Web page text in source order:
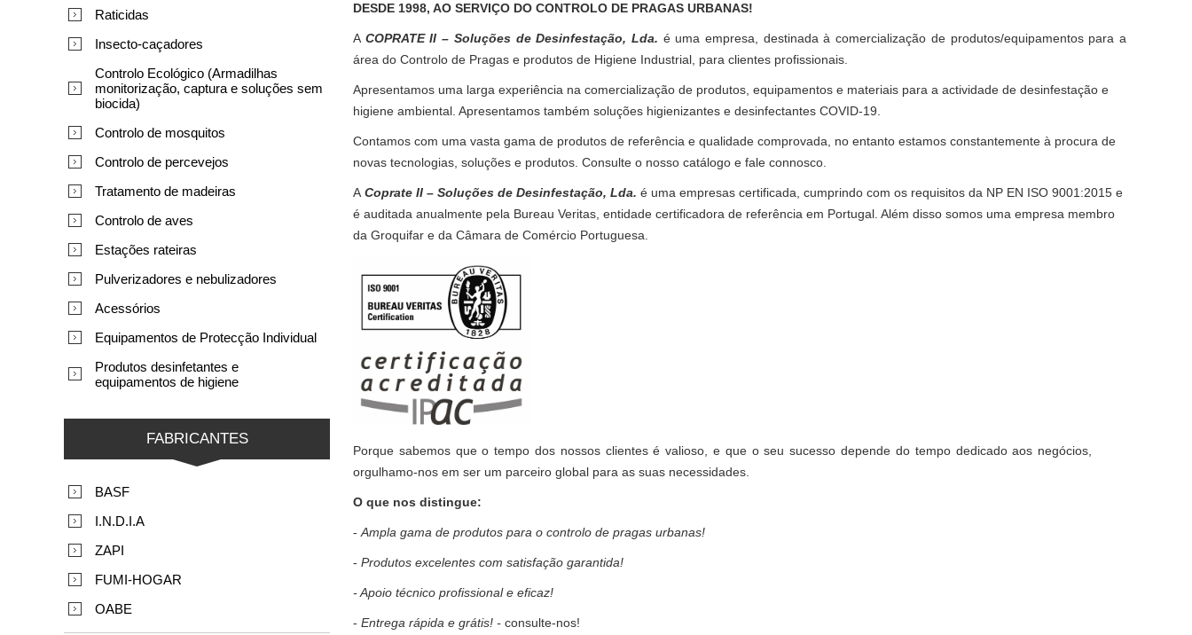
DESDE 1998, AO SERVIÇO DO CONTROLO DE PRAGAS URBANAS!
A COPRATE II – Soluções de Desinfestação, Lda. é uma empresa, destinada à comercialização de produtos/equipamentos para a
área do Controlo de Pragas e produtos de Higiene Industrial, para clientes profissionais.
Apresentamos uma larga experiência na comercialização de produtos, equipamentos e materiais para a actividade de desinfestação e
higiene ambiental. Apresentamos também soluções higienizantes e desinfectantes COVID-19.
Contamos com uma vasta gama de produtos de referência e qualidade comprovada, no entanto estamos constantemente à procura de
novas tecnologias, soluções e produtos. Consulte o nosso catálogo e fale connosco.
ACoprate II – Soluções de Desinfestação, Lda. é uma empresas certificada, cumprindo com os requisitos da NP EN ISO 9001:2015 e
é auditada anualmente pela Bureau Veritas, entidade certificadora de referência em Portugal. Além disso somos uma empresa membro
da Groquifar e da Câmara de Comércio Portuguesa.
Porque sabemos que o tempo dos nossos clientes é valioso, e que o seu sucesso depende do tempo dedicado aos negócios,
orgulhamo-nos em ser um parceiro global para as suas necessidades.
O que nos distingue:
-Ampla gama de produtos para o controlo de pragas urbanas!
- Produtos excelentes com satisfação garantida!
- Apoio técnico profissional e eficaz!
- Entrega rápida e grátis! - consulte-nos!
Raticidas
Insecto-caçadores
Controlo Ecológico (Armadilhas
monitorização, captura e soluções sem
biocida)
Controlo de mosquitos
Controlo de percevejos
Tratamento de madeiras
Controlo de aves
Estações rateiras
Pulverizadores e nebulizadores
Acessórios
Equipamentos de Protecção Individual
Produtos desinfetantes e
equipamentos de higiene
FABRICANTES
BASF
I.N.D.I.A
ZAPI
FUMI-HOGAR
OABE